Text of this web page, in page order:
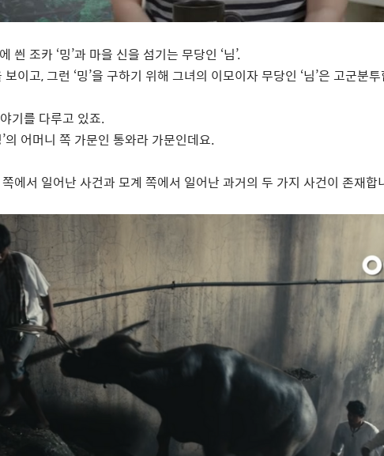
씐 조카 ‘밍’과 마을 신을 섬기는 무당인 ‘님’.
보이고,그런 ‘밍’을 구하기 위해 그녀의 이모이자 무당인 ‘님’은 고군분
기를 다루고 있죠.
’의 어머니 쪽 가문인 통와라 가문인데요.
에서 일어난 사건과 모계 쪽에서 일어난 과거의 두 가지 사건이 존재